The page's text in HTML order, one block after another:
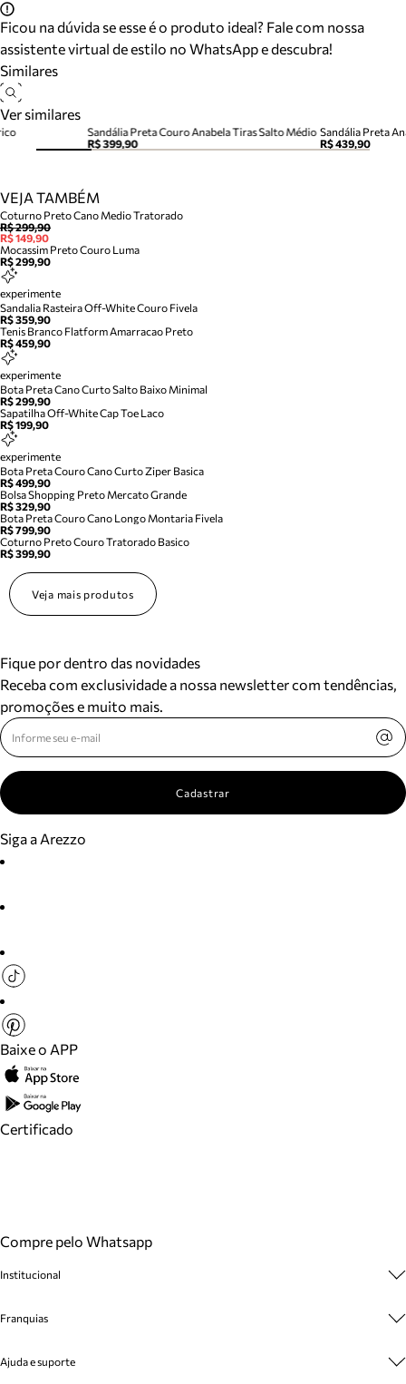
Ficou na dúvida se esse é o produto ideal? Fale com nossa
assistente virtual de estilo no WhatsApp e descubra!
Similares
Ver similares
Sandália Preta Couro Anabela Tiras Salto Médio
R$ 399,90
Sandália Preta
R$ 439,90
VEJA TAMBÉM
Coturno Preto Cano Medio Tratorado
R$ 299,90
R$ 149,90
Mocassim Preto Couro Luma
R$ 299,90
experimente
Sandalia Rasteira Off-White Couro Fivela
R$ 359,90
Tenis Branco Flatform Amarracao Preto
R$ 459,90
experimente
Bota Preta Cano Curto Salto Baixo Minimal
R$ 299,90
Sapatilha Off-White Cap Toe Laco
R$ 199,90
experimente
Bota Preta Couro Cano Curto Ziper Basica
R$ 499,90
Bolsa Shopping Preto Mercato Grande
R$ 329,90
Bota Preta Couro Cano Longo Montaria Fivela
R$ 799,90
Coturno Preto Couro Tratorado Basico
R$ 399,90
Veja mais produtos
Fique por dentro das novidades
Receba com exclusividade a nossa newsletter com tendências,
promoções e muito mais.
Cadastrar
Siga a Arezzo
Baixe o APP
Certificado
Compre pelo Whatsapp
Institucional
Cashback
Venda Corporativa
Franquias
Plano de Negócio
Ajuda e suporte